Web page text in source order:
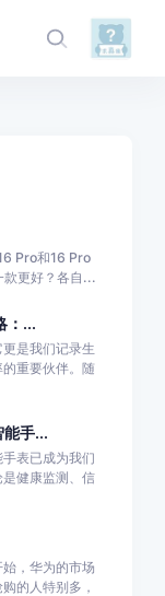
Pro和16 Pro
款更好？各自...
：...
是我们记录生
重要伙伴。随
手...
表已成为我们
健康监测、信
，华为的市场
的人特别多，